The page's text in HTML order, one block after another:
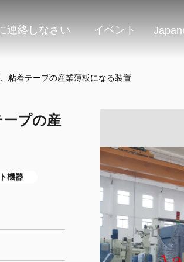
連絡しなさい イベント
粘着テープの産業薄板になる装置
プの産
機器